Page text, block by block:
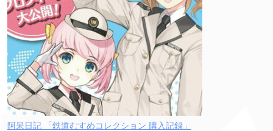
阿呆日記 「鉄道むすめコレクション 購入記録」